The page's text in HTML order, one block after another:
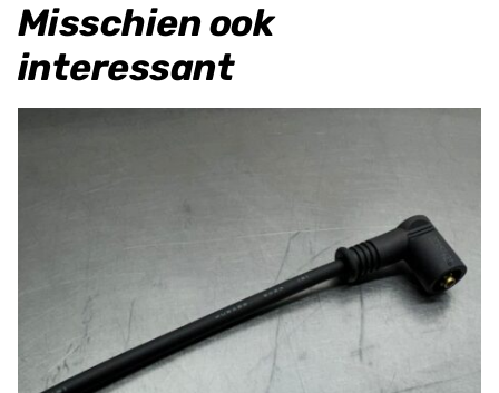
Misschien ook
interessant